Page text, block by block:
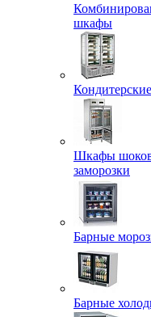
шкафы
Шкафы
заморозки
Барные
Барные